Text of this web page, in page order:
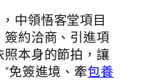
中領悟客堂項目
約洽商、引進項
本身的節拍，讓
免簽進境、牽包養